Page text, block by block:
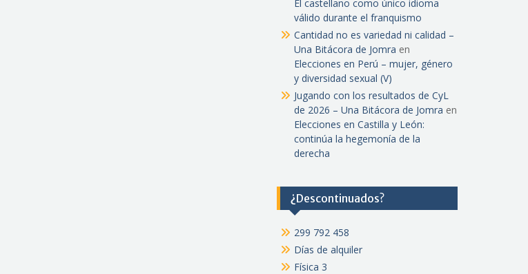
El castellano como único idioma
válido durante el franquismo
Cantidad no es variedad ni calidad –
Una Bitácora de Jomra en
Elecciones en Perú – mujer, género
y diversidad sexual (V)
Jugando con los resultados de CyL
de 2026 – Una Bitácora de Jomra en
Elecciones en Castilla y León:
continúa la hegemonía de la
derecha
¿Descontinuados?
299 792 458
Días de alquiler
Física 3